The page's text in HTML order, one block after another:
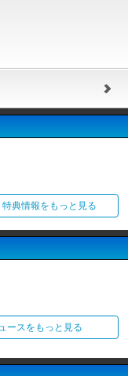
特典情報をもっと見る
ースをもっと見る